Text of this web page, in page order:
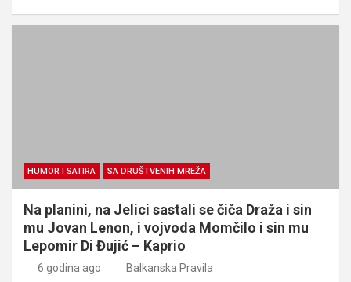
HUMOR I SATIRA SA DRUŠTVENIH MREŽA
Na planini, na Jelici sastali se čiča Draža i sin
mu Jovan Lenon, i vojvoda Momčilo i sin mu
Lepomir Di Đujić – Kaprio
6 godina ago Balkanska Pravila